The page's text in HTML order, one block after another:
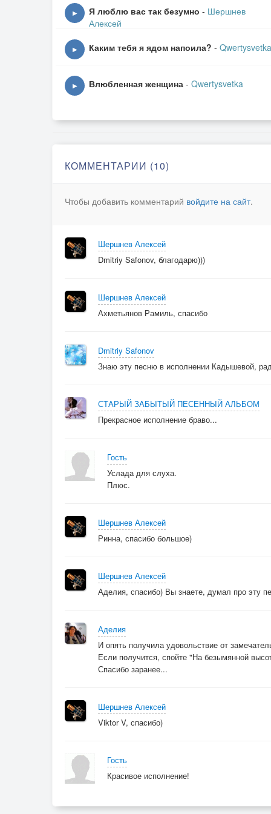
И брошусь в ноги к ней.
Была бы только ночка
Сегодня потемней.
А в терем тот высокий
▶ Я люблю вас так безумно - Шершнев
Алексей
▶ Каким тебя я ядом напоила? - Qwertysvetka
▶ Влюбленная женщина - Qwertysvetka
КОММЕНТАРИИ (10)
Чтобы добавить комментарий войдите на сайт.
Шершнев Алексей
Dmitriy Safonov, благодарю)))
Шершнев Алексей
Ахметьянов Рамиль, спасибо
Dmitriy Safonov
Знаю эту песню в исполнении Кадышевой,
СТАРЫЙ ЗАБЫТЫЙ ПЕСЕННЫЙ АЛЬБОМ
Прекрасное исполнение браво...
Гость
Услада для слуха.
Плюс.
Шершнев Алексей
Ринна, спасибо большое)
Шершнев Алексей
Аделия, спасибо) Вы знаете, думал про эту
Аделия
И опять получила удовольствие от
Если получится, спойте "На безымянной
Спасибо заранее...
Шершнев Алексей
Viktor V, спасибо)
Гость
Красивое исполнение!